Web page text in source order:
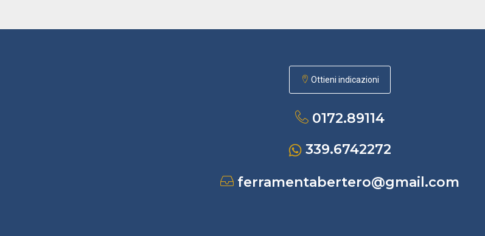
Ottieni indicazioni
0172.89114
339.6742272
ferramentabertero@gmail.com